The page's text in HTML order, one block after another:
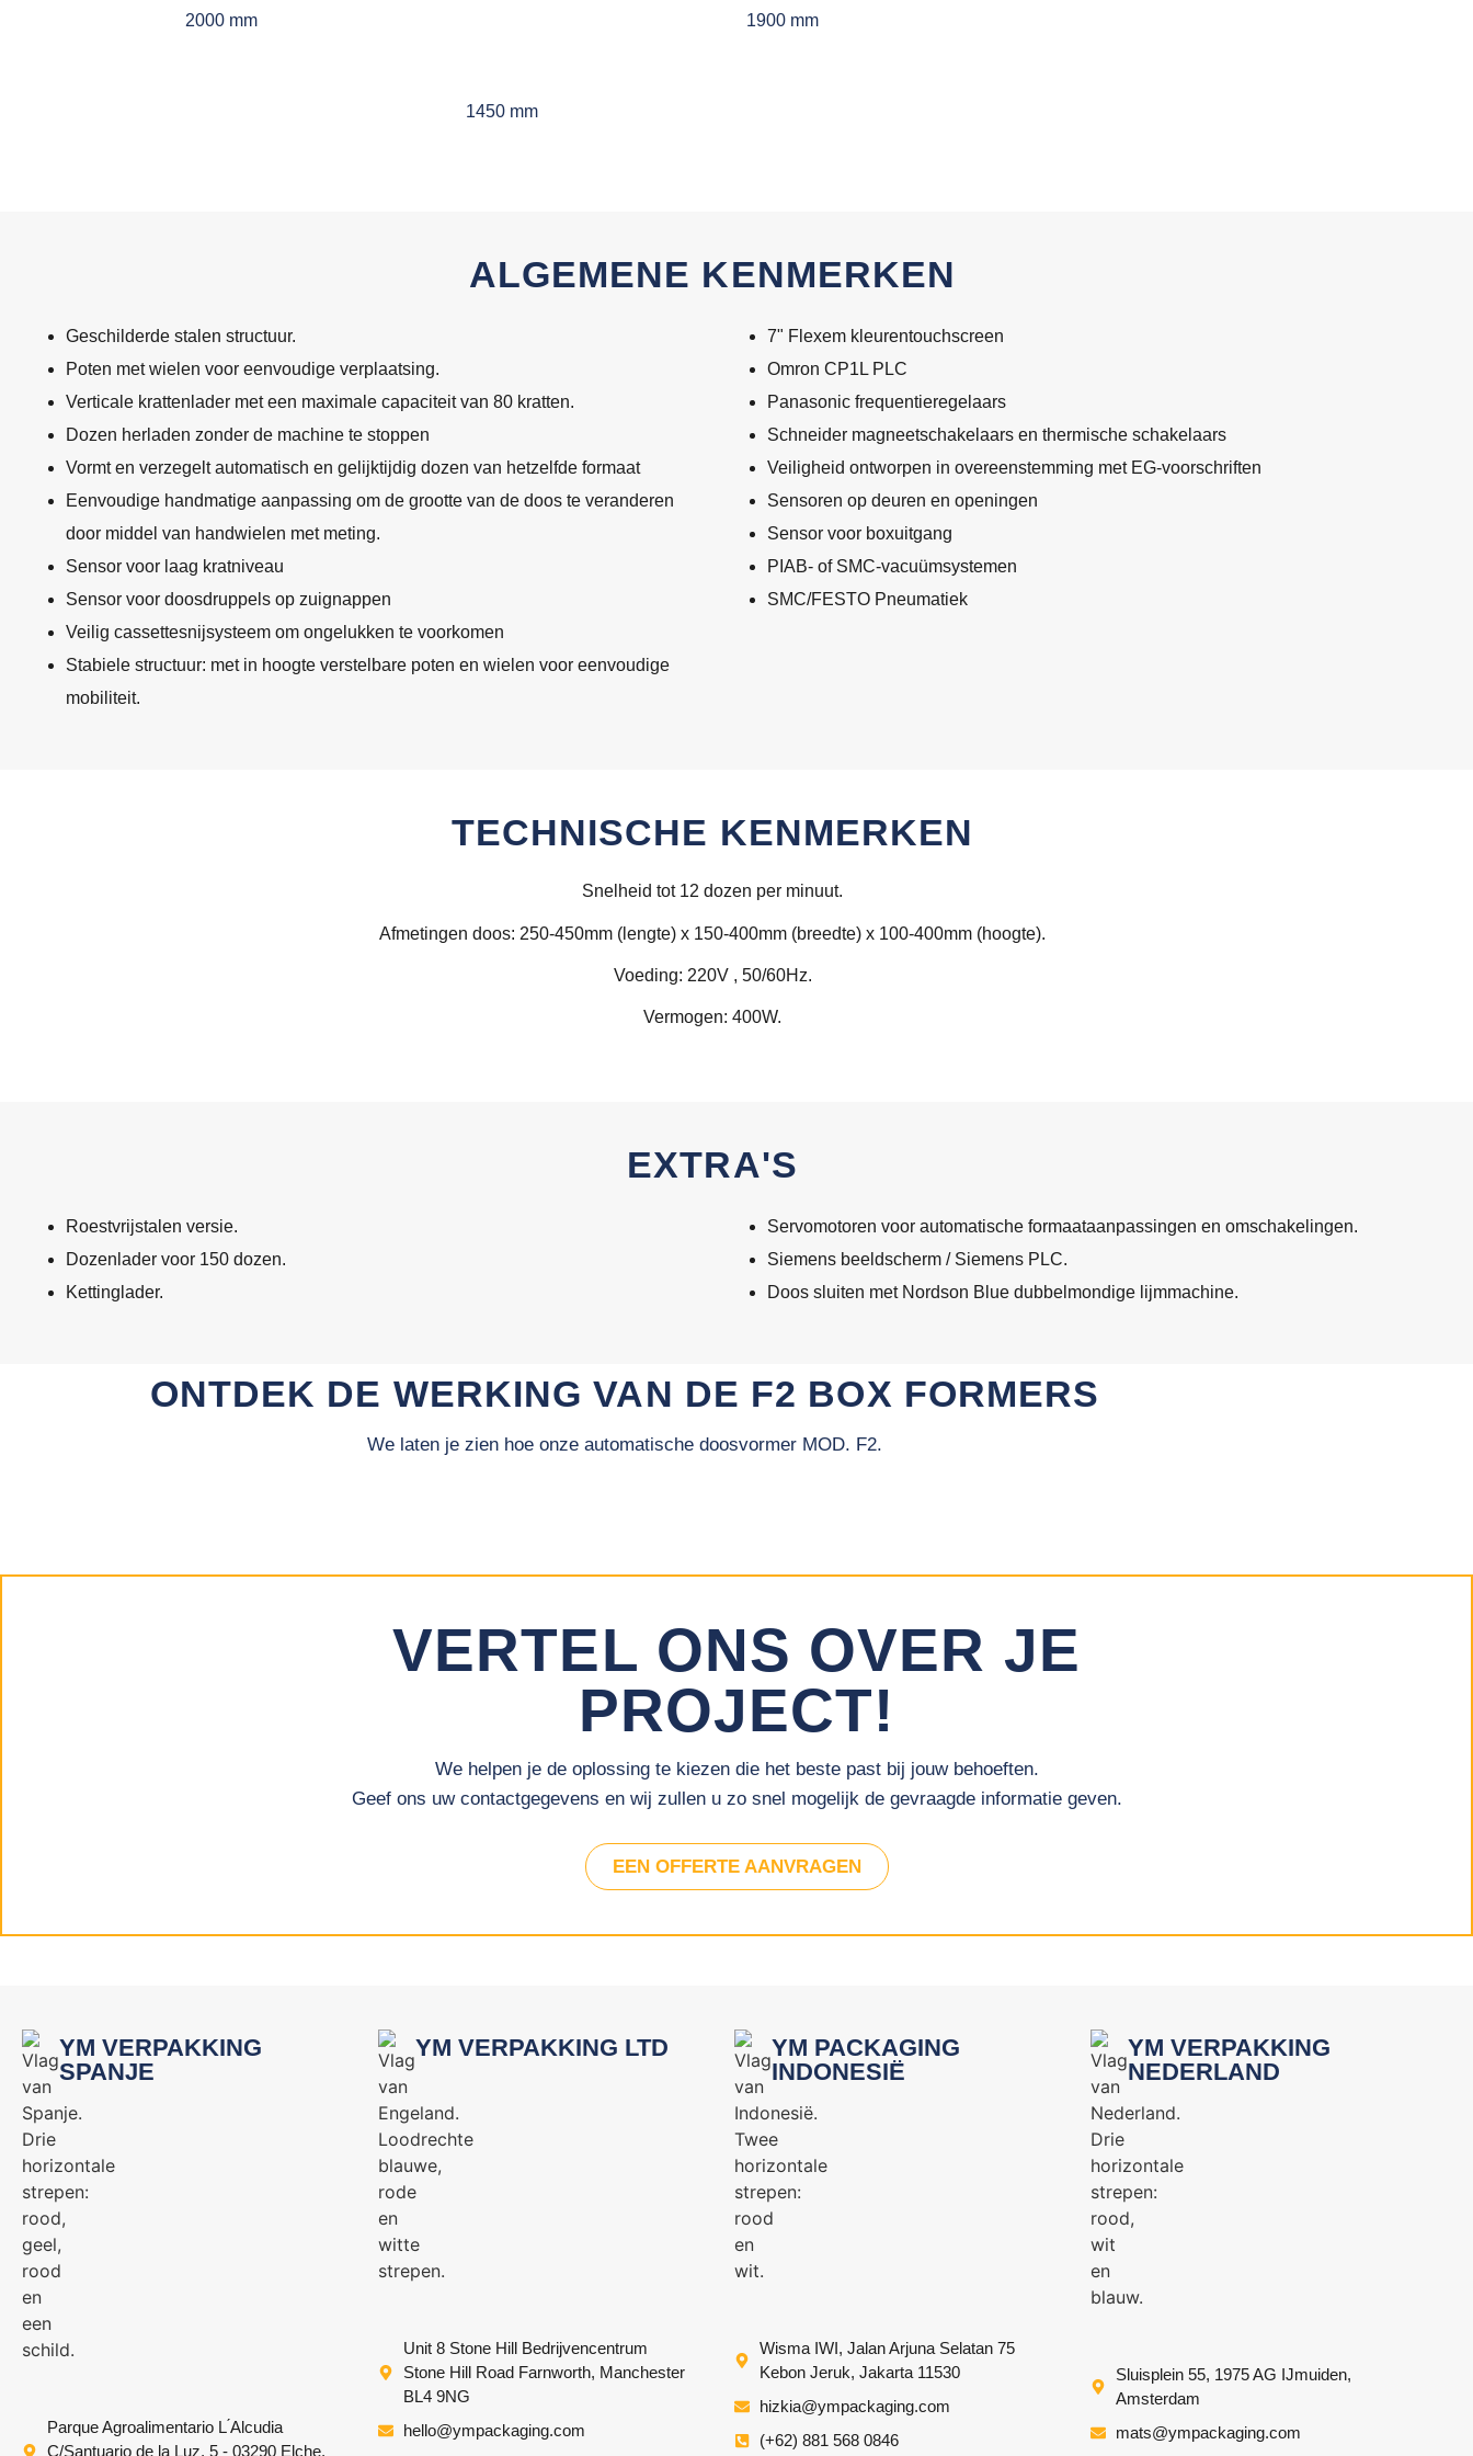
2000 mm
1450 mm
1900 mm
ALGEMENE KENMERKEN
Geschilderde stalen structuur.
Poten met wielen voor eenvoudige verplaatsing.
Verticale krattenlader met een maximale capaciteit van 80 kratten.
Dozen herladen zonder de machine te stoppen
Vormt en verzegelt automatisch en gelijktijdig dozen van hetzelfde formaat
Eenvoudige handmatige aanpassing om de grootte van de doos te veranderen
door middel van handwielen met meting.
Sensor voor laag kratniveau
Sensor voor doosdruppels op zuignappen
Veilig cassettesnijsysteem om ongelukken te voorkomen
Stabiele structuur: met in hoogte verstelbare poten en wielen voor eenvoudige
mobiliteit.
7" Flexem kleurentouchscreen
Omron CP1L PLC
Panasonic frequentieregelaars
Schneider magneetschakelaars en thermische schakelaars
Veiligheid ontworpen in overeenstemming met EG-voorschriften
Sensoren op deuren en openingen
Sensor voor boxuitgang
PIAB- of SMC-vacuümsystemen
SMC/FESTO Pneumatiek
TECHNISCHE KENMERKEN
Snelheid tot 12 dozen per minuut.
Afmetingen doos: 250-450mm (lengte) x 150-400mm (breedte) x 100-400mm (hoogte).
Voeding: 220V , 50/60Hz.
Vermogen: 400W.
EXTRA'S
Roestvrijstalen versie.
Dozenlader voor 150 dozen.
Kettinglader.
Servomotoren voor automatische formaataanpassingen en omschakelingen.
Siemens beeldscherm / Siemens PLC.
Doos sluiten met Nordson Blue dubbelmondige lijmmachine.
ONTDEK DE WERKING VAN DE F2 BOX FORMERS
We laten je zien hoe onze automatische doosvormer MOD. F2.
VERTEL ONS OVER JE
PROJECT!
We helpen je de oplossing te kiezen die het beste past bij jouw behoeften.
Geef ons uw contactgegevens en wij zullen u zo snel mogelijk de gevraagde informatie geven.
EEN OFFERTE AANVRAGEN
YM VERPAKKING
SPANJE
Parque Agroalimentario L ́Alcudia
C/Santuario de la Luz, 5 - 03290 Elche,
YM VERPAKKING LTD
Unit 8 Stone Hill Bedrijvencentrum
Stone Hill Road Farnworth, Manchester
BL4 9NG
hello@ympackaging.com
YM PACKAGING
INDONESIË
Wisma IWI, Jalan Arjuna Selatan 75
Kebon Jeruk, Jakarta 11530
hizkia@ympackaging.com
(+62) 881 568 0846
YM VERPAKKING
NEDERLAND
Sluisplein 55, 1975 AG IJmuiden,
Amsterdam
mats@ympackaging.com